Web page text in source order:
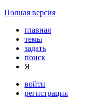
Полная версия
главная
темы
задать
поиск
Я
войти
регистрация